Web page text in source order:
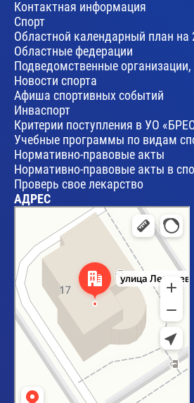
Контактная информация
Спорт
Областной календарный план на
Областные федерации
Подведомственные
Новости спорта
Афиша спортивных событий
Инваспорт
Критерии поступления в УО
Учебные программы по видам
Нормативно-правовые акты
Нормативно-правовые акты в
Проверь свое лекарство
АДРЕС
Брест
Улица Леваневского, 17 — Яндекс Карты